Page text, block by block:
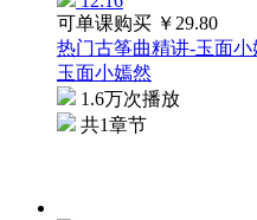
可单课购买 ￥29.80
热门古筝曲精讲-玉面小
玉面小嫣然
1.6万次播放
共1章节